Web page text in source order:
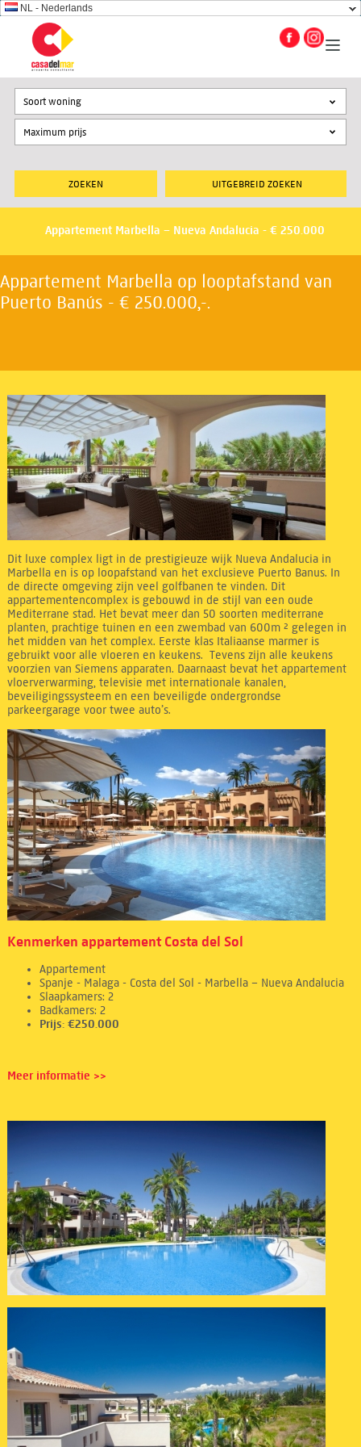
NL - Nederlands
UITGEBREID ZOEKEN
Soort woning
Appartement Marbella – Nueva Andalucia - € 250.000
Appartement Marbella op looptafstand van
Puerto Banús - € 250.000,-.
Dit luxe complex ligt in de prestigieuze wijk Nueva Andalucia in
Marbella en is op loopafstand van het exclusieve Puerto Banus. In
de directe omgeving zijn veel golfbanen te vinden. Dit
appartementencomplex is gebouwd in de stijl van een oude
Mediterrane stad. Het bevat meer dan 50 soorten mediterrane
planten, prachtige tuinen en een zwembad van 600m ² gelegen in
het midden van het complex. Eerste klas Italiaanse marmer is
gebruikt voor alle vloeren en keukens. Tevens zijn alle keukens
voorzien van Siemens apparaten. Daarnaast bevat het appartement
vloerverwarming, televisie met internationale kanalen,
beveiligingssysteem en een beveiligde ondergrondse
parkeergarage voor twee auto’s.
Kenmerken appartement Costa del Sol
Appartement
Spanje - Malaga - Costa del Sol - Marbella – Nueva Andalucia
Slaapkamers: 2
Badkamers: 2
Prijs: €250.000
Meer informatie >>